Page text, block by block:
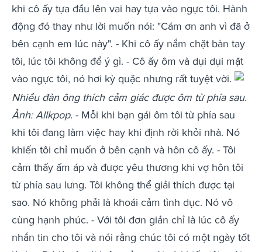
khi cô ấy tựa đầu lên vai hay tựa vào ngực tôi. Hành
động đó thay như lời muốn nói: "Cám ơn anh vì đã ở
bên cạnh em lúc này". - Khi cô ấy nắm chặt bàn tay
tôi, lúc tôi không để ý gì. - Cô ấy ôm và dụi dụi mặt
vào ngực tôi, nó hơi kỳ quặc nhưng rất tuyệt vời.
Nhiều đàn ông thích cảm giác được ôm từ phía sau.
Ảnh: Allkpop. - Mỗi khi bạn gái ôm tôi từ phía sau
khi tôi đang làm việc hay khi định rời khỏi nhà. Nó
khiến tôi chỉ muốn ở bên cạnh và hôn cô ấy. - Tôi
cảm thấy ấm áp và được yêu thương khi vợ hôn tôi
từ phía sau lưng. Tôi không thể giải thích được tại
sao. Nó không phải là khoái cảm tình dục. Nó vô
cùng hạnh phúc. - Với tôi đơn giản chỉ là lúc cô ấy
nhắn tin cho tôi và nói rằng chúc tôi có một ngày tốt